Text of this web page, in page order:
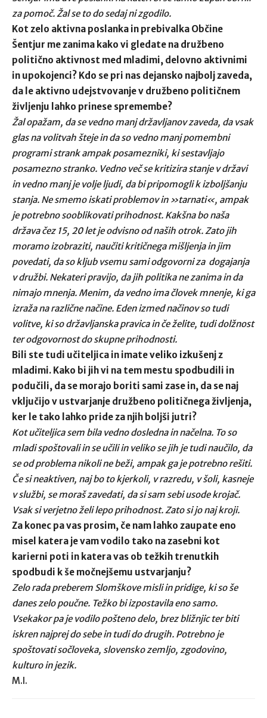
za pomoč. Žal se to do sedaj ni zgodilo.
Kot zelo aktivna poslanka in prebivalka Občine
Šentjur me zanima kako vi gledate na družbeno
politično aktivnost med mladimi, delovno aktivnimi
in upokojenci? Kdo se pri nas dejansko najbolj zaveda,
da le aktivno udejstvovanje v družbeno političnem
življenju lahko prinese spremembe?
Žal opažam, da se vedno manj državljanov zaveda, da vsak
glas na volitvah šteje in da so vedno manj pomembni
programi strank ampak posamezniki, ki sestavljajo
posamezno stranko. Vedno več se kritizira stanje v državi
in vedno manj je volje ljudi, da bi pripomogli k izboljšanju
stanja. Ne smemo iskati problemov in »tarnati«, ampak
je potrebno sooblikovati prihodnost. Kakšna bo naša
država čez 15, 20 let je odvisno od naših otrok. Zato jih
moramo izobraziti, naučiti kritičnega mišljenja in jim
povedati, da so kljub vsemu sami odgovorni za dogajanja
v družbi. Nekateri pravijo, da jih politika ne zanima in da
nimajo mnenja. Menim, da vedno ima človek mnenje, ki ga
izraža na različne načine. Eden izmed načinov so tudi
volitve, ki so državljanska pravica in če želite, tudi dolžnost
ter odgovornost do skupne prihodnosti.
Bili ste tudi učiteljica in imate veliko izkušenj z
mladimi. Kako bi jih vi na tem mestu spodbudili in
podučili, da se morajo boriti sami zase in, da se naj
vključijo v ustvarjanje družbeno političnega življenja,
ker le tako lahko pride za njih boljši jutri?
Kot učiteljica sem bila vedno dosledna in načelna. To so
mladi spoštovali in se učili in veliko se jih je tudi naučilo, da
se od problema nikoli ne beži, ampak ga je potrebno rešiti.
Če si neaktiven, naj bo to kjerkoli, v razredu, v šoli, kasneje
v službi, se moraš zavedati, da si sam sebi usode krojač.
Vsak si verjetno želi lepo prihodnost. Zato si jo naj kroji.
Za konec pa vas prosim, če nam lahko zaupate eno
misel katera je vam vodilo tako na zasebni kot
karierni poti in katera vas ob težkih trenutkih
spodbudi k še močnejšemu ustvarjanju?
Zelo rada preberem Slomškove misli in pridige, ki so še
danes zelo poučne. Težko bi izpostavila eno samo.
Vsekakor pa je vodilo pošteno delo, brez bližnjic ter biti
iskren najprej do sebe in tudi do drugih. Potrebno je
spoštovati sočloveka, slovensko zemljo, zgodovino,
kulturo in jezik.
M.I.